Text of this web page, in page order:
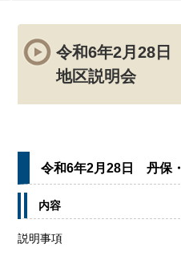
文
令和6年2月28
地区説明会
令和6年2月28日 丹保
内容
説明事項